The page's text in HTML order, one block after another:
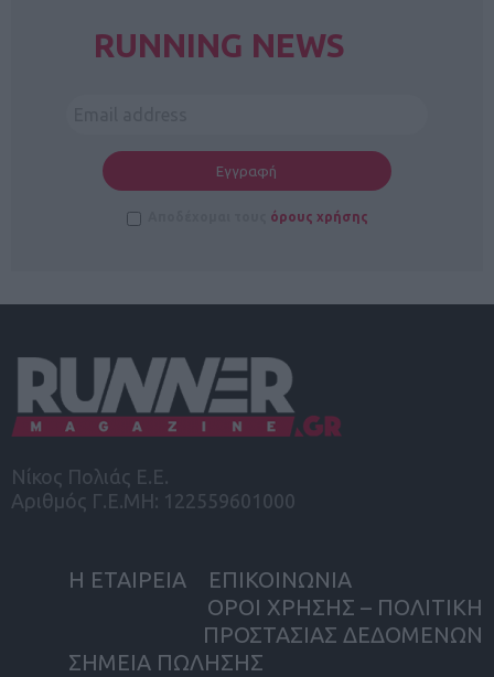
RUNNING NEWS
όρους χρήσης
Νίκος Πολιάς Ε.Ε.
Αριθμός Γ.Ε.ΜΗ: 122559601000
Η ΕΤΑΙΡΕΙΑ
ΕΠΙΚΟΙΝΩΝΙΑ
ΟΡΟΙ ΧΡΗΣΗΣ – ΠΟΛΙΤΙΚΗ
ΠΡΟΣΤΑΣΙΑΣ ΔΕΔΟΜΕΝΩΝ
ΣΗΜΕΙΑ ΠΩΛΗΣΗΣ